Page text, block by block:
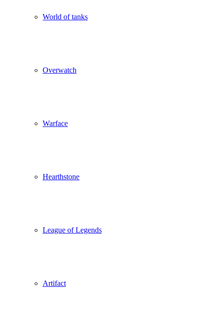
World of tanks
Overwatch
Warface
Hearthstone
League of Legends
Artifact